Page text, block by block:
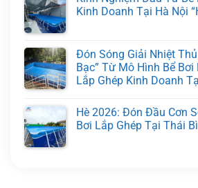
Kinh Doanh Tại Hà Nội
Đón Sóng Giải Nhiệt
Bạc” Từ Mô Hình Bể Bơi
Lắp Ghép Kinh Doanh
Hè 2026: Đón Đầu Cơn
Bơi Lắp Ghép Tại Thái